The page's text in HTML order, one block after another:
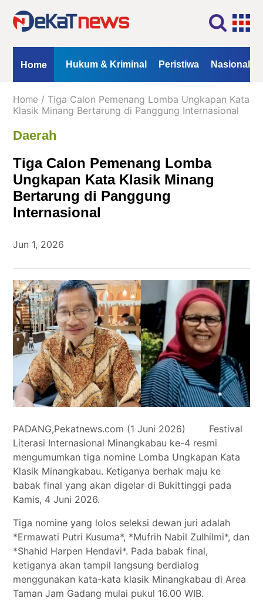
Home
Kanal
Berita
Hukum
Kriminal
Peristiwa
Nasional
Daerah
Politik
Olahraga
Internasional
Opini
Opini Hukum & Kriminal Peristiwa Nasional
Home
Home / Tiga Calon Pemenang Lomba Ungkapan Kata
Klasik Minang Bertarung di Panggung Internasional
Daerah
Tiga Calon Pemenang Lomba
Ungkapan Kata Klasik Minang
Bertarung di Panggung
Internasional
Jun 1, 2026
PADANG,Pekatnews.com (1 Juni 2026) Festival
Literasi Internasional Minangkabau ke-4 resmi
mengumumkan tiga nomine Lomba Ungkapan Kata
Klasik Minangkabau. Ketiganya berhak maju ke
babak final yang akan digelar di Bukittinggi pada
Kamis, 4 Juni 2026.
Tiga nomine yang lolos seleksi dewan juri adalah
*Ermawati Putri Kusuma*, *Mufrih Nabil Zulhilmi*, dan
*Shahid Harpen Hendavi*. Pada babak final,
ketiganya akan tampil langsung berdialog
menggunakan kata-kata klasik Minangkabau di Area
Taman Jam Gadang mulai pukul 16.00 WIB.